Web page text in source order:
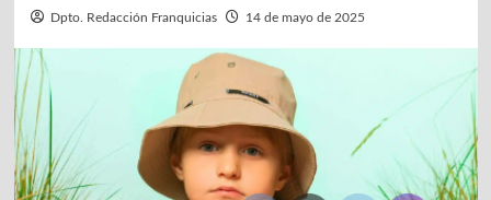
Dpto. Redacción Franquicias 14 de mayo de 2025